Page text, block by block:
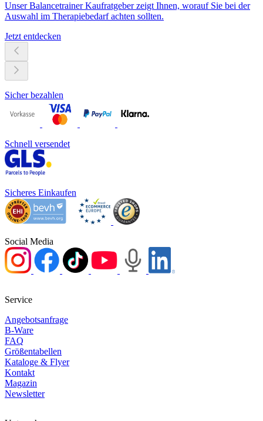
Unser Balancetrainer Kaufratgeber zeigt Ihnen, worauf Sie bei der
Auswahl im Therapiebedarf achten sollten.
Jetzt entdecken
Sicher bezahlen
Schnell versendet
Sicheres Einkaufen
Social Media
Service
Angebotsanfrage
B-Ware
FAQ
Größentabellen
Kataloge & Flyer
Kontakt
Magazin
Newsletter